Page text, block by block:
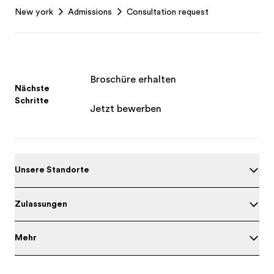
New york Admissions Consultation request
Nächste
Schritte
Broschüre erhalten
Jetzt bewerben
Unsere Standorte
Zulassungen
Mehr